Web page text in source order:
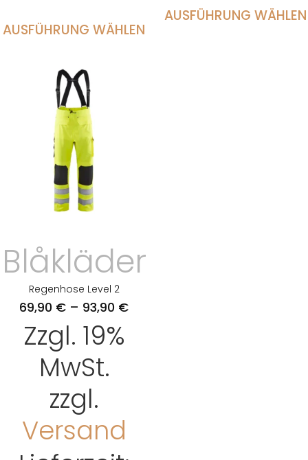
AUSFÜHRUNG WÄHLEN
AUSFÜHRUNG WÄHLEN
Blåkläder
Regenhose Level 2
69,90 € – 93,90 €
Zzgl. 19%
MwSt.
zzgl.
Versand